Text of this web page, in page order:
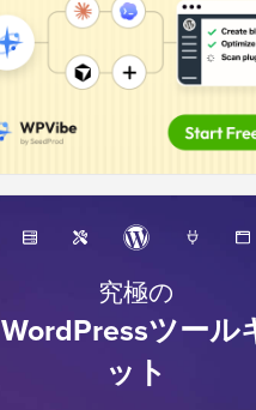
究極の
WordPressツール
ット